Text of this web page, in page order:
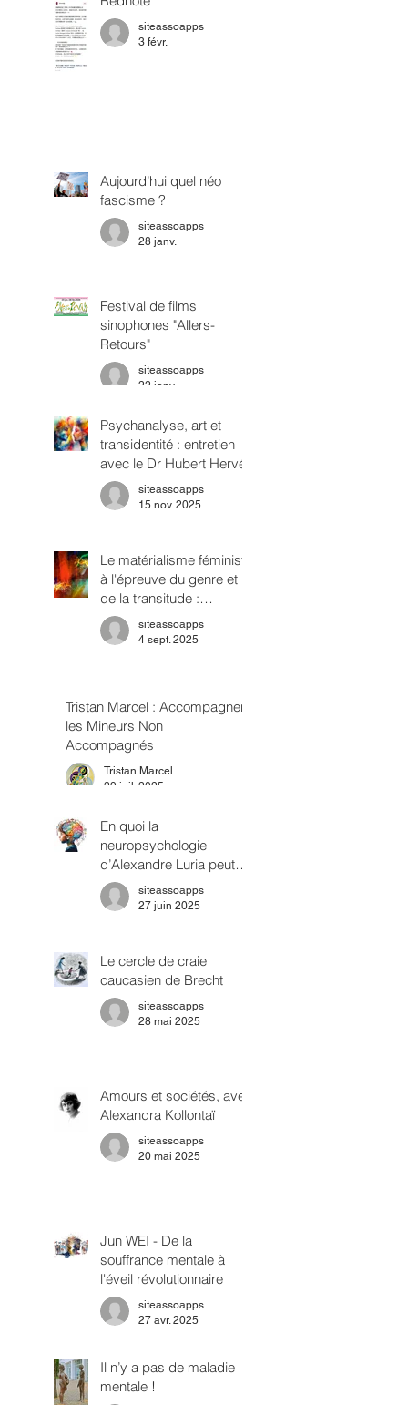
siteassoapps
3 févr.
Aujourd’hui quel néo
fascisme ?
siteassoapps
28 janv.
Festival de films
sinophones "Allers-
Retours"
siteassoapps
22 janv.
Psychanalyse, art et
transidentité : entretien
avec le Dr Hubert Hervé
siteassoapps
15 nov. 2025
Le matérialisme féministe
à l'épreuve du genre et
de la transitude :
repenser l'oppression en
termes de classes
siteassoapps
4 sept. 2025
Tristan Marcel : Accompagner
les Mineurs Non
Accompagnés
Tristan Marcel
29 juil. 2025
En quoi la
neuropsychologie
d’Alexandre Luria peut
être rapprochée du
savoir psychanalytique?
siteassoapps
27 juin 2025
Le cercle de craie
caucasien de Brecht
siteassoapps
28 mai 2025
Amours et sociétés, avec
Alexandra Kollontaï
siteassoapps
20 mai 2025
Jun WEI - De la
souffrance mentale à
l'éveil révolutionnaire
siteassoapps
27 avr. 2025
Il n’y a pas de maladie
mentale !